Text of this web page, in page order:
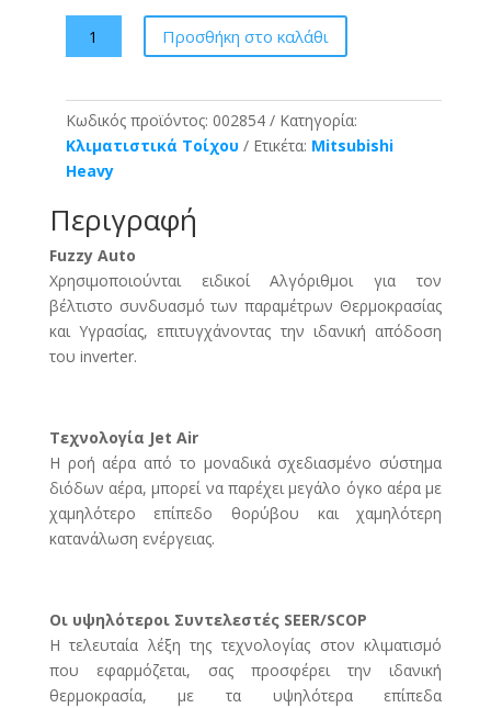
MITSUBISHI
Heavy
DXK/DXC-
15
Z6-
W
16000
BTU
ποσότητα
Προσθήκη στο καλάθι
Κωδικός προϊόντος: 002854
Κατηγορία:
Κλιματιστικά Τοίχου
Ετικέτα: Mitsubishi
Heavy
Περιγραφή
Fuzzy Auto
Χρησιμοποιούνται ειδικοί Αλγόριθμοι για τον
βέλτιστο συνδυασμό των παραμέτρων Θερμοκρασίας
και Υγρασίας, επιτυγχάνοντας την ιδανική απόδοση
του inverter.
Τεχνολογία Jet Air
Η ροή αέρα από το μοναδικά σχεδιασμένο σύστημα
διόδων αέρα, μπορεί να παρέχει μεγάλο όγκο αέρα με
χαμηλότερο επίπεδο θορύβου και χαμηλότερη
κατανάλωση ενέργειας.
Οι υψηλότεροι Συντελεστές SEER/SCOP
Η τελευταία λέξη της τεχνολογίας στον κλιματισμό
που εφαρμόζεται, σας προσφέρει την ιδανική
θερμοκρασία, με τα υψηλότερα επίπεδα